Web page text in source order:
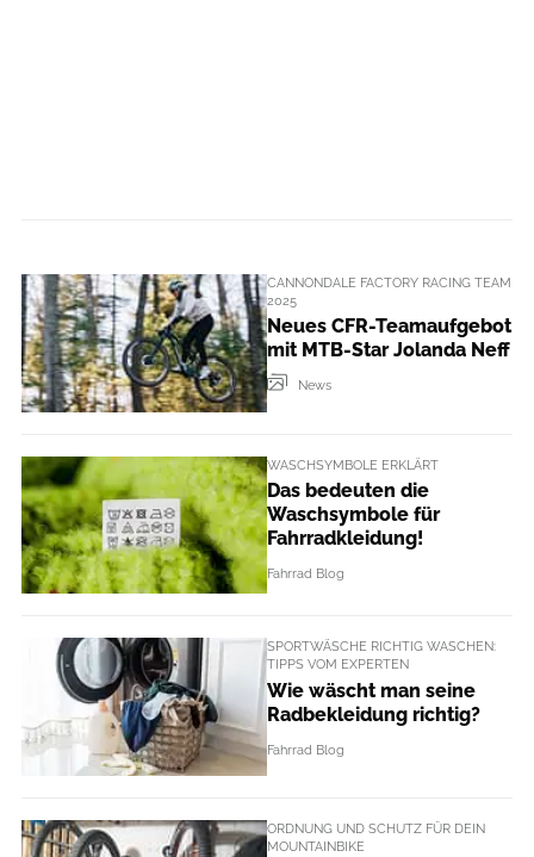
CANNONDALE FACTORY RACING TEAM
2025
Neues CFR-Teamaufgebot
mit MTB-Star Jolanda Neff
News
WASCHSYMBOLE ERKLÄRT
Das bedeuten die
Waschsymbole für
Fahrradkleidung!
Fahrrad Blog
SPORTWÄSCHE RICHTIG WASCHEN:
TIPPS VOM EXPERTEN
Wie wäscht man seine
Radbekleidung richtig?
Fahrrad Blog
ORDNUNG UND SCHUTZ FÜR DEIN
MOUNTAINBIKE